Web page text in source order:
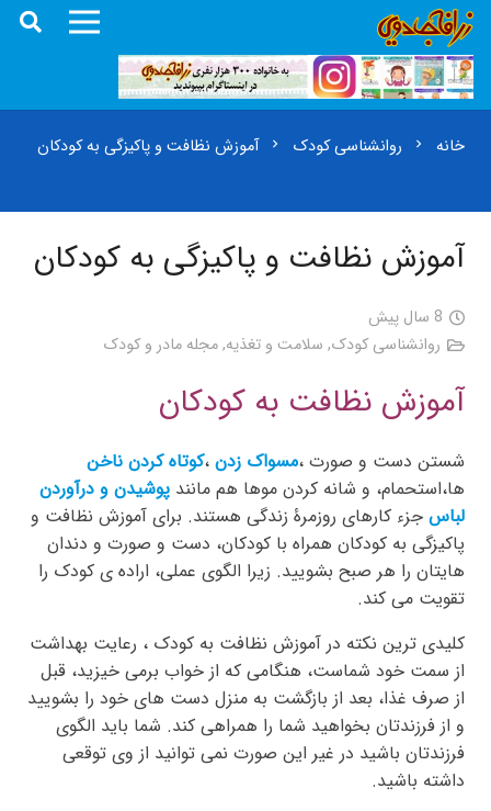
خانه chevron_right روانشناسی کودک chevron_right آموزش نظافت و پاکیزگی به کودکان
آموزش نظافت و پاکیزگی به کودکان
8 سال پیش
روانشناسی کودک, سلامت و تغذیه,مجله مادر و کودک
آموزش نظافت به کودکان
شستن دست و صورت ،مسواک زدن ،کوتاه کردن ناخن
ها،استحمام، و شانه کردن موها هم مانند پوشیدن و درآوردن
لباس جزء کارهای روزمرۀ زندگی هستند. برای آموزش نظافت و
پاکیزگی به کودکان همراه با کودکان، دست و صورت و دندان
هایتان را هر صبح بشویید. زیرا الگوی عملی، اراده ی کودک را
تقویت می کند.
کلیدی ترین نکته در آموزش نظافت به کودک ، رعایت بهداشت
از سمت خود شماست، هنگامی که از خواب برمی خیزید، قبل
از صرف غذا، بعد از بازگشت به منزل دست های خود را بشویید
و از فرزندتان بخواهید شما را همراهی کند. شما باید الگوی
فرزندتان باشید در غیر این صورت نمی توانید از وی توقعی
داشته باشید.